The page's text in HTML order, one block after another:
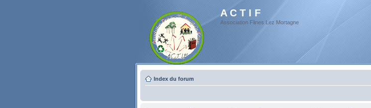
A C T I F
Association Flines Lez Mortagne
Index du forum